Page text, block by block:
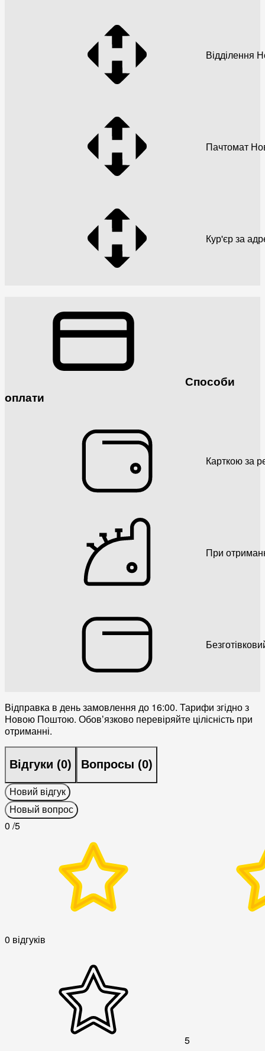
Відділення
Пачтомат
Кур'єр за
Способи
оплати
Карткою за
При
Відправка в день замовлення до 16:00. Тарифи згідно з
Новою Поштою. Обовʼязково перевіряйте цілісність при
отриманні.
Відгуки (0) Вопросы (0)
Новий відгук
Новый вопрос
0 /5
0 відгуків
5